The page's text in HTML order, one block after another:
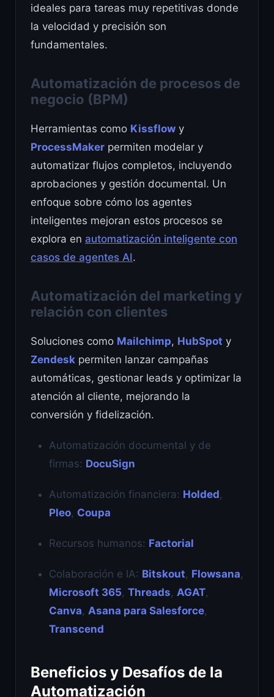
ideales para tareas muy repetitivas donde
la velocidad y precisión son
fundamentales.
Automatización de procesos de
negocio (BPM)
Herramientas como Kissflow y
ProcessMaker permiten modelar y
automatizar flujos completos, incluyendo
aprobaciones y gestión documental. Un
enfoque sobre cómo los agentes
inteligentes mejoran estos procesos se
explora en automatización inteligente con
casos de agentes AI.
Automatización del marketing y
relación con clientes
Soluciones como Mailchimp, HubSpot y
Zendesk permiten lanzar campañas
automáticas, gestionar leads y optimizar la
atención al cliente, mejorando la
conversión y fidelización.
Automatización documental y de
firmas: DocuSign
Automatización financiera: Holded,
Pleo, Coupa
Recursos humanos: Factorial
Colaboración e IA: Bitskout, Flowsana,
Microsoft 365, Threads, AGAT,
Canva, Asana para Salesforce,
Transcend
Beneficios y Desafíos de la
Automatización